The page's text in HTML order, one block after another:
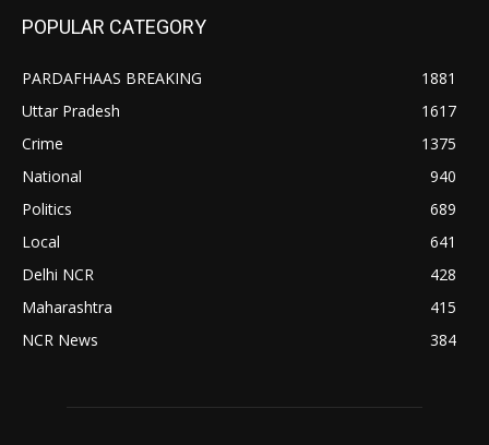
POPULAR CATEGORY
PARDAFHAAS BREAKING
1881
Uttar Pradesh
1617
Crime
1375
National
940
Politics
689
Local
641
Delhi NCR
428
Maharashtra
415
NCR News
384